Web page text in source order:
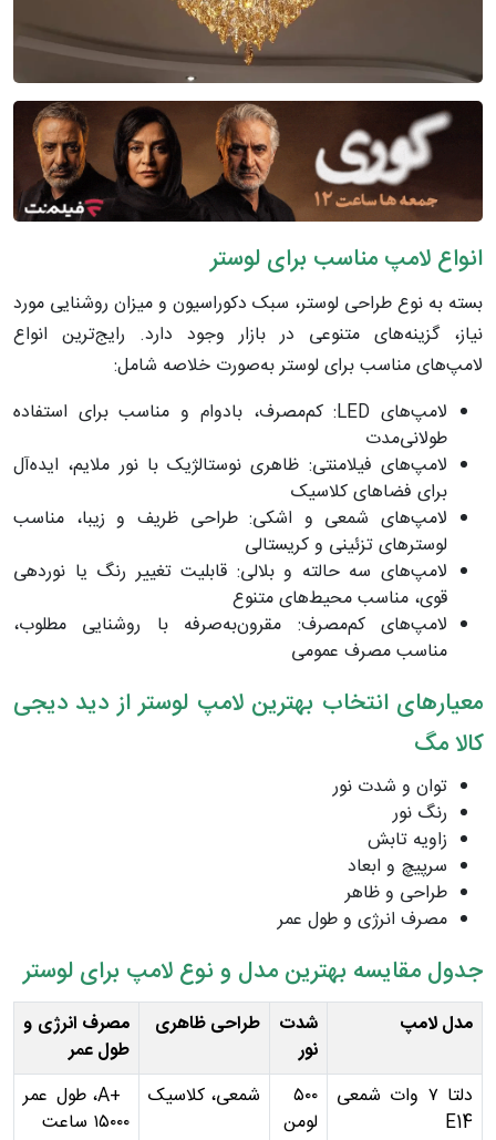
انواع لامپ مناسب برای لوستر
بسته به نوع طراحی لوستر، سبک دکوراسیون و میزان روشنایی مورد
نیاز، گزینه‌های متنوعی در بازار وجود دارد. رایج‌ترین انواع
لامپ‌های مناسب برای لوستر به‌صورت خلاصه شامل:
لامپ‌های LED: کم‌مصرف، بادوام و مناسب برای استفاده
طولانی‌مدت
لامپ‌های فیلامنتی: ظاهری نوستالژیک با نور ملایم، ایده‌آل
برای فضاهای کلاسیک
لامپ‌های شمعی و اشکی: طراحی ظریف و زیبا، مناسب
لوسترهای تزئینی و کریستالی
لامپ‌های سه حالته و بلالی: قابلیت تغییر رنگ یا نوردهی
قوی، مناسب محیط‌های متنوع
لامپ‌های کم‌مصرف: مقرون‌به‌صرفه با روشنایی مطلوب،
مناسب مصرف عمومی
معیارهای انتخاب بهترین لامپ لوستر از دید دیجی
کالا مگ
توان و شدت نور
رنگ نور
زاویه تابش
سرپیچ و ابعاد
طراحی و ظاهر
مصرف انرژی و طول عمر
جدول مقایسه بهترین مدل و نوع لامپ برای لوستر
مدل لامپ
شدت
نور
طراحی ظاهری
مصرف انرژی و
طول عمر
دلتا ۷ وات شمعی
E14
۵۰۰
لومن
شمعی، کلاسیک
+A، طول عمر
۱۵۰۰۰ ساعت